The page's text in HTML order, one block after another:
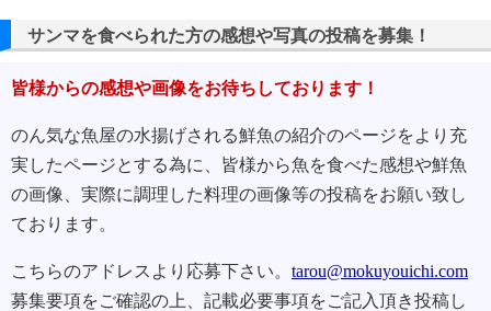
サンマを食べられた方の感想や写真の投稿を募集！
皆様からの感想や画像をお待ちしております！
のん気な魚屋の水揚げされる鮮魚の紹介のページをより充
実したページとする為に、皆様から魚を食べた感想や鮮魚
の画像、実際に調理した料理の画像等の投稿をお願い致し
ております。
こちらのアドレスより応募下さい。 tarou@mokuyouichi.com
募集要項をご確認の上、記載必要事項をご記入頂き投稿し